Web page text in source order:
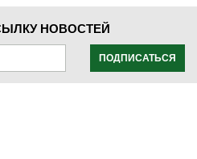
НОВОСТЕЙ
ПОДПИСАТЬСЯ